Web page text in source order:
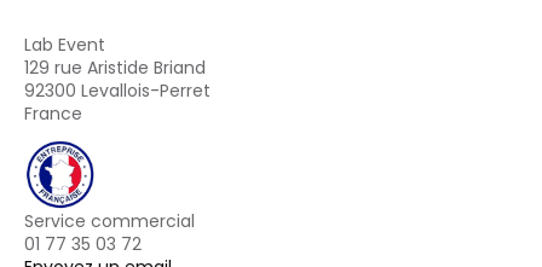
Lab Event
129 rue Aristide Briand
92300 Levallois-Perret
France
Service commercial
01 77 35 03 72